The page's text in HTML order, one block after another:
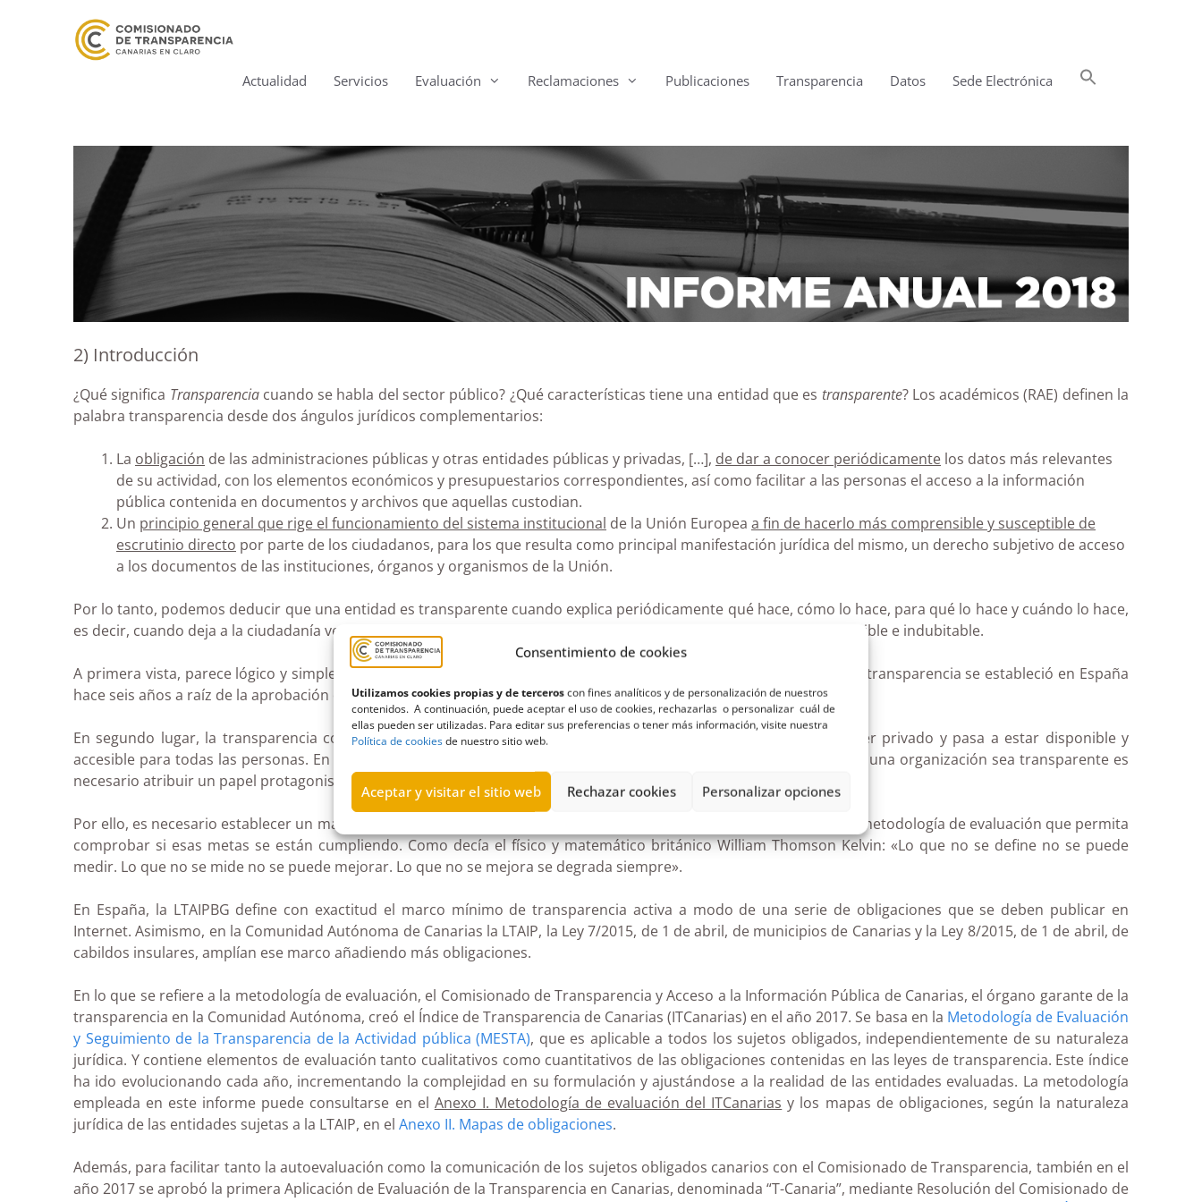
Consentimiento de cookies
Utilizamos cookies propias y de terceroscon fines analíticos y de personalización de nuestros
contenidos. A continuación, puede aceptar el uso de cookies, rechazarlas o personalizar cuál de
ellas pueden ser utilizadas. Para editar sus preferencias o tener más información, visite nuestra
Política de cookiesde nuestro sitio web.
Aceptar y visitar el sitio web Rechazar cookies Personalizar opciones
Actualidad Servicios Evaluación Reclamaciones Publicaciones Transparencia Datos Sede Electrónica
2) Introducción
¿Qué significa Transparenciacuando se habla del sector público? ¿Qué características tiene una entidad que es transparente? Los académicos (RAE) definen la
palabra transparencia desde dos ángulos jurídicos complementarios:
La obligación de las administraciones públicas y otras entidades públicas y privadas, […], de dar a conocer periódicamente los datos más relevantes
de su actividad, con los elementos económicos y presupuestarios correspondientes, así como facilitar a las personas el acceso a la información
pública contenida en documentos y archivos que aquellas custodian.
Un principio general que rige el funcionamiento del sistema institucional de la Unión Europea a fin de hacerlo más comprensible y susceptible de
escrutinio directo por parte de los ciudadanos, para los que resulta como principal manifestación jurídica del mismo, un derecho subjetivo de acceso
a los documentos de las instituciones, órganos y organismos de la Unión.
Por lo tanto, podemos deducir que una entidad es transparente cuando explica periódicamente qué hace, cómo lo hace, para qué lo hace y cuándo lo hace,
es decir, cuando deja a la ciudadanía ver con nitidez la actividad que desarrolla, de manera clara, evidente, comprensible e indubitable.
A primera vista, parece lógico y simple, sin embargo, en la práctica no resulta sencillo. Las obligaciones jurídicas de transparencia se estableció en España
hace seis años a raíz de la aprobación de la LTAIPBG. Regula tanto la publicidad activa como el derecho de acceso.
En segundo lugar, la transparencia conlleva un cambio cultural en la organización, puesto que el dato deja de ser privado y pasa a estar disponible y
accesible para todas las personas. En tercer lugar, nuestra sociedad está ampliamente digitalizada, por lo que para una organización sea transparente es
necesario atribuir un papel protagonista a las nuevas tecnologías.
Por ello, es necesario establecer un marco en el que poder desarrollar la transparencia, unos objetivos claros y una metodología de evaluación que permita
comprobar si esas metas se están cumpliendo. Como decía el físico y matemático británico William Thomson Kelvin: «Lo que no se define no se puede
medir. Lo que no se mide no se puede mejorar. Lo que no se mejora se degrada siempre».
En España, la LTAIPBG define con exactitud el marco mínimo de transparencia activa a modo de una serie de obligaciones que se deben publicar en
Internet. Asimismo, en la Comunidad Autónoma de Canarias la LTAIP, la Ley 7/2015, de 1 de abril, de municipios de Canarias y la Ley 8/2015, de 1 de abril, de
cabildos insulares, amplían ese marco añadiendo más obligaciones.
En lo que se refiere a la metodología de evaluación, el Comisionado de Transparencia y Acceso a la Información Pública de Canarias, el órgano garante de la
transparencia en la Comunidad Autónoma, creó el Índice de Transparencia de Canarias (ITCanarias) en el año 2017. Se basa en la Metodología de Evaluación
y Seguimiento de la Transparencia de la Actividad pública (MESTA), que es aplicable a todos los sujetos obligados, independientemente de su naturaleza
jurídica. Y contiene elementos de evaluación tanto cualitativos como cuantitativos de las obligaciones contenidas en las leyes de transparencia. Este índice
ha ido evolucionando cada año, incrementando la complejidad en su formulación y ajustándose a la realidad de las entidades evaluadas. La metodología
empleada en este informe puede consultarse en el Anexo I. Metodología de evaluación del ITCanarias y los mapas de obligaciones, según la naturaleza
jurídica de las entidades sujetas a la LTAIP, en el Anexo II. Mapas de obligaciones.
Además, para facilitar tanto la autoevaluación como la comunicación de los sujetos obligados canarios con el Comisionado de Transparencia, también en el
año 2017 se aprobó la primera Aplicación de Evaluación de la Transparencia en Canarias, denominada “T-Canaria”, mediante Resolución del Comisionado de